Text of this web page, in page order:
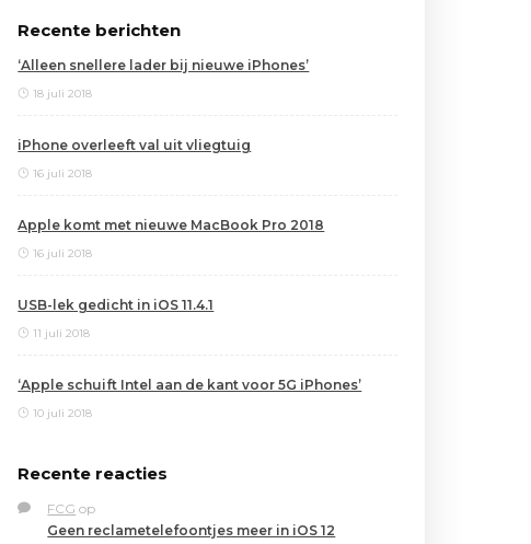
Recente berichten
‘Alleen snellere lader bij nieuwe iPhones’
18 juli 2018
iPhone overleeft val uit vliegtuig
16 juli 2018
Apple komt met nieuwe MacBook Pro 2018
16 juli 2018
USB-lek gedicht in iOS 11.4.1
11 juli 2018
‘Apple schuift Intel aan de kant voor 5G iPhones’
10 juli 2018
Recente reacties
FCG op
Geen reclametelefoontjes meer in iOS 12